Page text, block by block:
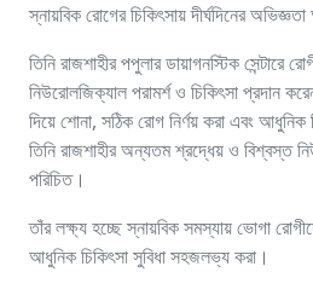
স্নায়বিক রোগের চিকিৎসায় দীর্ঘদিনের
তিনি রাজশাহীর পপুলার ডায়াগনস্টিক সেন্টারে
নিউরোলজিক্যাল পরামর্শ ও চিকিৎসা প্রদান
দিয়ে শোনা, সঠিক রোগ নির্ণয় করা এবং আধুনিক
তিনি রাজশাহীর অন্যতম শ্রদ্ধেয় ও বিশ্বস্ত
পরিচিত।
তাঁর লক্ষ্য হচ্ছে স্নায়বিক সমস্যায় ভোগা
আধুনিক চিকিৎসা সুবিধা সহজলভ্য করা।